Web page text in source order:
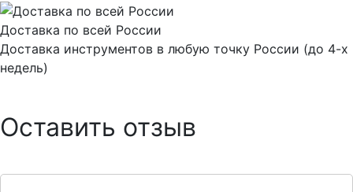
Доставка по всей России
Доставка инструментов в любую точку России (до 4-х
недель)
Оставить отзыв